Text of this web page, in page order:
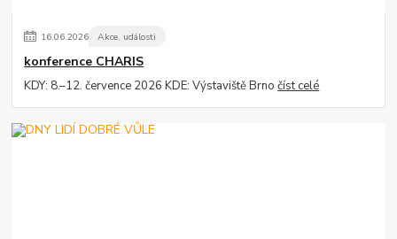
16.06.2026 Akce, události
konference CHARIS
KDY: 8.–12. července 2026 KDE: Výstaviště Brnočíst celé